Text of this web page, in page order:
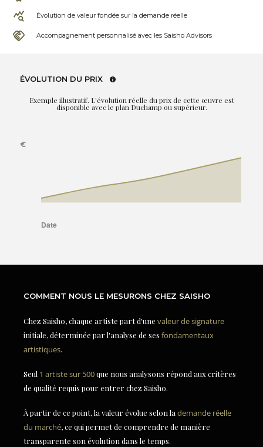
Évolution de valeur fondée sur la demande réelle
Accompagnement personnalisé avec les Saisho Advisors
ÉVOLUTION DU PRIX
Exemple illustratif. L'évolution réelle du prix de cette œuvre est
disponible avec le plan Duchamp ou supérieur.
COMMENT NOUS LE MESURONS CHEZ SAISHO
Chez Saisho, chaque artiste part d'une valeur de signature
initiale, déterminée par l'analyse de ses fondamentaux
artistiques.
Seul 1 artiste sur 500que nous analysons répond aux critères
de qualité requis pour entrer chez Saisho.
À partir de ce point, la valeur évolue selon la demande réelle
du marché, ce qui permet de comprendre de manière
transparente son évolution dans le temps.